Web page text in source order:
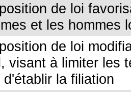
de loi
et les hommes
de loi
visant à limiter les
d'établir la filiation